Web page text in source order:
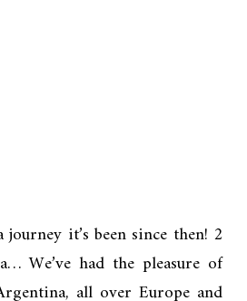
it’s been since then! 2
We’ve had the pleasure of
all over Europe and